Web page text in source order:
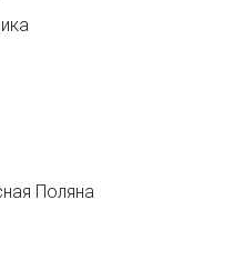
Поляна